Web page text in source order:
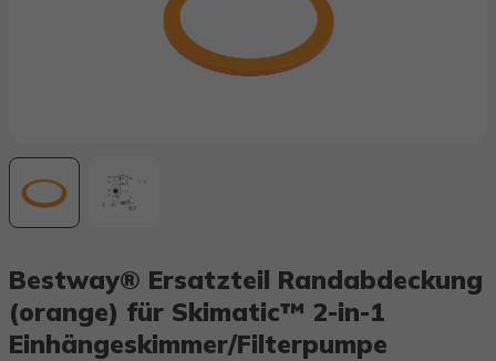
Bestway® Ersatzteil Randabdeckung
(orange) für Skimatic™ 2-in-1
Einhängeskimmer/Filterpumpe